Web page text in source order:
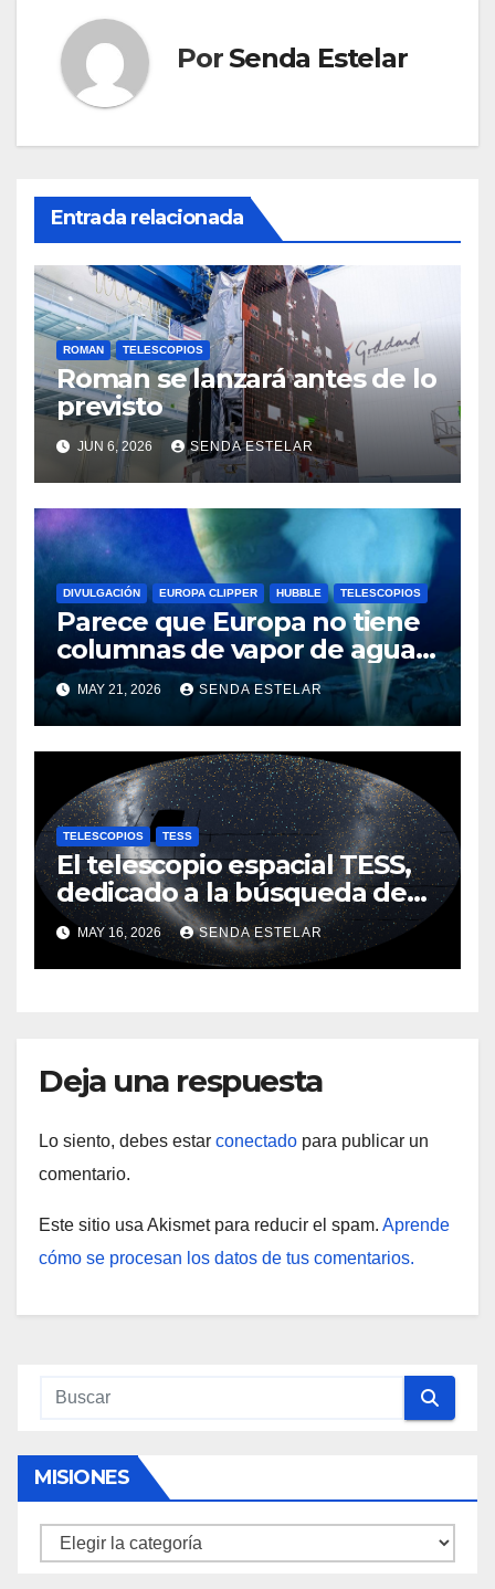
Por Senda Estelar
Entrada relacionada
ROMAN TELESCOPIOS
Roman se lanzará antes de lo
previsto
JUN 6, 2026 SENDA ESTELAR
DIVULGACIÓN EUROPA CLIPPER HUBBLE TELESCOPIOS
Parece que Europa no tiene
columnas de vapor de agua
después de todo
MAY 21, 2026 SENDA ESTELAR
TELESCOPIOS TESS
El telescopio espacial TESS,
dedicado a la búsqueda de
planetas, revela un cielo
nocturno deslumbrante
MAY 16, 2026 SENDA ESTELAR
Deja una respuesta
Lo siento, debes estar conectado para publicar un
comentario.
Este sitio usa Akismet para reducir el spam. Aprende
cómo se procesan los datos de tus comentarios.
MISIONES
Misiones